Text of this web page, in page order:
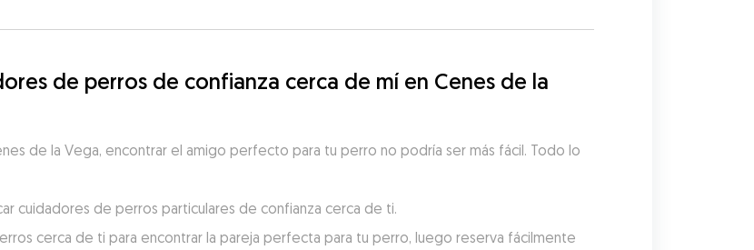
de perros de confianza cerca de mí en Cenes de la
de la Vega, encontrar el amigo perfecto para tu perro no podría ser más fácil. Todo lo
cuidadores de perros particulares de confianza cerca de ti.
cerca de ti para encontrar la pareja perfecta para tu perro, luego reserva fácilmente